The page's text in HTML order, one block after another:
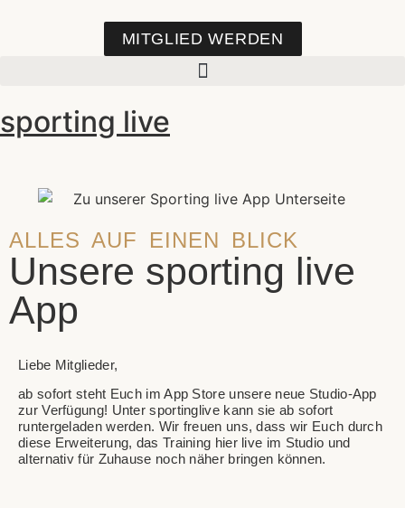
MITGLIED WERDEN
sporting live
ALLES AUF EINEN BLICK
Unsere sporting live
App
Liebe Mitglieder,
ab sofort steht Euch im App Store unsere neue Studio-App
zur Verfügung! Unter sportinglive kann sie ab sofort
runtergeladen werden. Wir freuen uns, dass wir Euch durch
diese Erweiterung, das Training hier live im Studio und
alternativ für Zuhause noch näher bringen können.